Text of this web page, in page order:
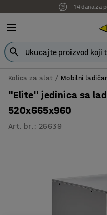
14 dana za
7
Kolica za alat Mobilni
"Elite" jedinica sa
520x665x960
Art. br. : 25639